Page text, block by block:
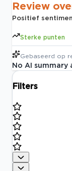
Review
Positief
Sterke punten
Gebaseerd op
No AI summary
Filters